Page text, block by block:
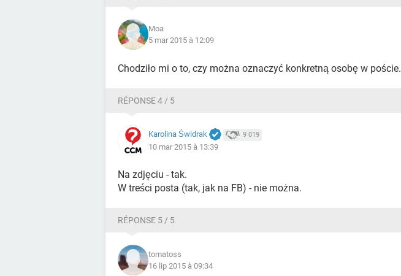
Moa
5 mar 2015 à 12:09
Chodziło mi o to, czy można oznaczyć konkretną osobę w poście.
RÉPONSE 4 / 5
Karolina Świdrak 9 019
10 mar 2015 à 13:39
Na zdjęciu - tak.
W treści posta (tak, jak na FB) - nie można.
RÉPONSE 5 / 5
tomatoss
16 lip 2015 à 09:34